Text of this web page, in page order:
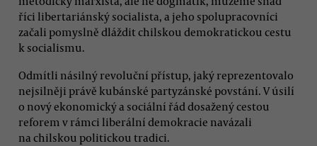
říci libertariánský socialista, a jeho spolupracovníci
začali pomyslně dláždit chilskou demokratickou cestu
k socialismu.
Odmítli násilný revoluční přístup, jaký reprezentovalo
nejsilněji právě kubánské partyzánské povstání. V úsilí
o nový ekonomický a sociální řád dosažený cestou
reforem v rámci liberální demokracie navázali
na chilskou politickou tradici.